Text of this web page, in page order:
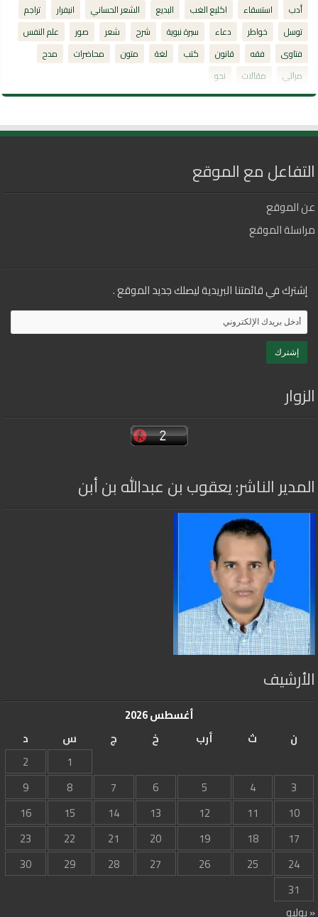
أدب استسقاء اكليع الغب البديع الشعر الحساني انيفرار
تراجم
توسل
خواطر دعاء سيرة نبوية شرح شعر صور
علم النفس
فتاوى
فقه قانون كتب لغة متون محاضرات
مدح
مراثي
مقالات نحو
التفاعل مع الموقع
عن الموقع
مراسلة الموقع
إشترك في قائمتنا البريدية ليصلك جديد الموقع .
الزوار
المدير الناشر: يعقوب بن عبدالله بن أبن
الأرشيف
أغسطس 2026
ن
ث أرب خ ج س
د
1
2
3
4
5
6
7
8
9
10
11
12
13
14
15
16
17
18
19
20
21
22
23
24
25
26
27
28
29
30
31
« يوليو